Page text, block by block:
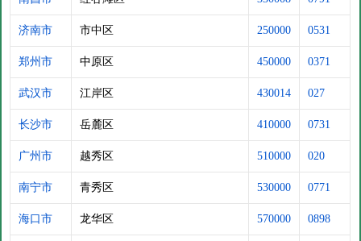
济南市 市中区 250000 0531
郑州市 中原区 450000 0371
武汉市 江岸区 430014 027
长沙市 岳麓区 410000 0731
广州市 越秀区 510000 020
南宁市 青秀区 530000 0771
海口市 龙华区 570000 0898